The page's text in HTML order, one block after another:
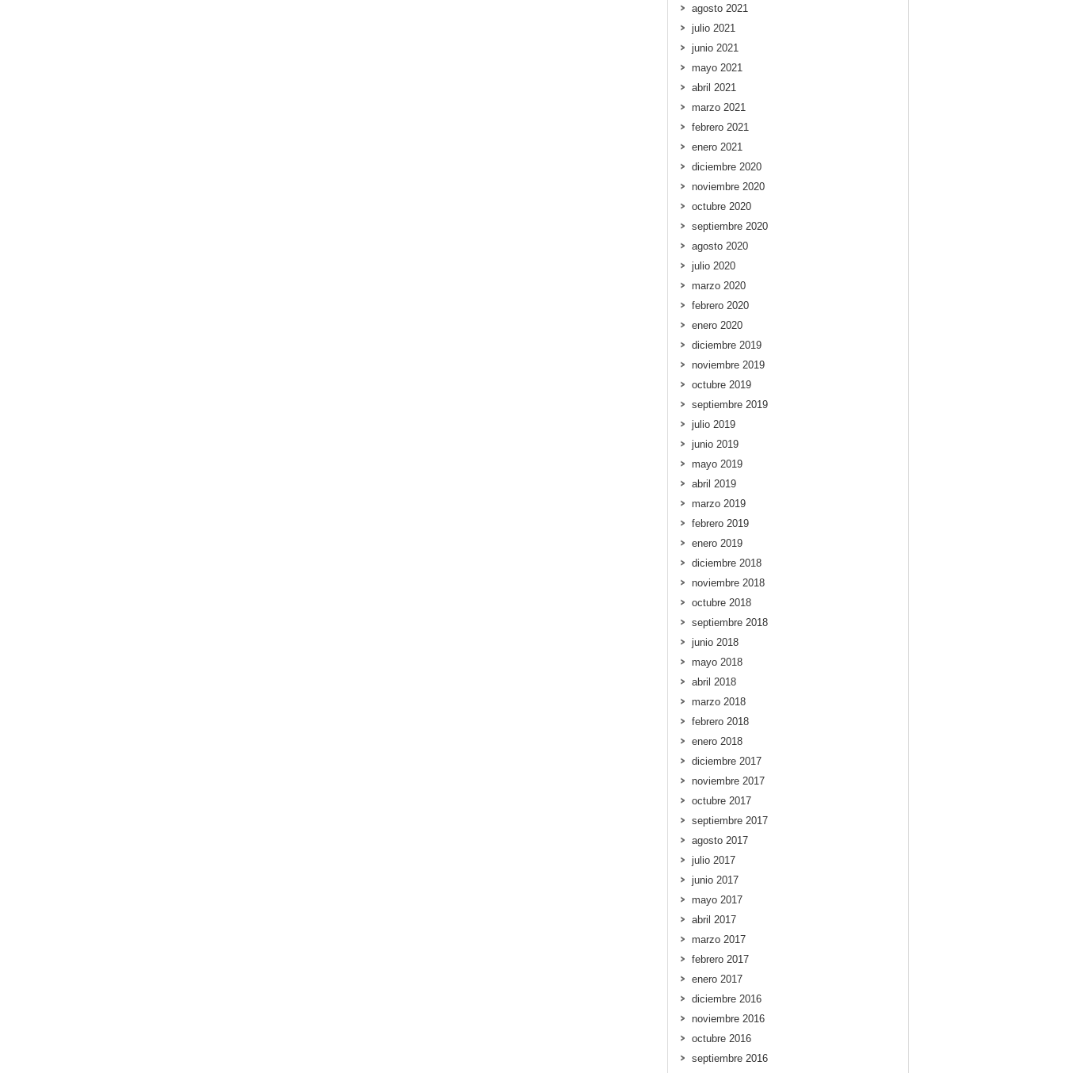
agosto 2021
julio 2021
junio 2021
mayo 2021
abril 2021
marzo 2021
febrero 2021
enero 2021
diciembre 2020
noviembre 2020
octubre 2020
septiembre 2020
agosto 2020
julio 2020
marzo 2020
febrero 2020
enero 2020
diciembre 2019
noviembre 2019
octubre 2019
septiembre 2019
julio 2019
junio 2019
mayo 2019
abril 2019
marzo 2019
febrero 2019
enero 2019
diciembre 2018
noviembre 2018
octubre 2018
septiembre 2018
junio 2018
mayo 2018
abril 2018
marzo 2018
febrero 2018
enero 2018
diciembre 2017
noviembre 2017
octubre 2017
septiembre 2017
agosto 2017
julio 2017
junio 2017
mayo 2017
abril 2017
marzo 2017
febrero 2017
enero 2017
diciembre 2016
noviembre 2016
octubre 2016
septiembre 2016